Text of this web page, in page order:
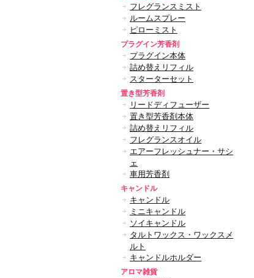
フレグランスミスト
ルームスプレー
ピローミスト
プラグイン芳香剤
プラグイン本体
詰め替えリフィル
スターターセット
置き型芳香剤
リードディフューザー
置き型芳香剤本体
詰め替えリフィル
フレグランスオイル
エアーフレッシュナー・サシ
ェ
車用芳香剤
キャンドル
キャンドル
ミニキャンドル
ソイキャンドル
タルトワックス・ワックスメ
ルト
キャンドルホルダー
アロマ雑貨